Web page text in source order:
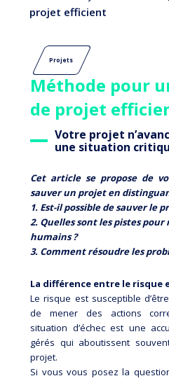
projet efficient
Projets
Méthode pour
de projet
Votre projet
une situation
Cet article se propose de
sauver un projet en
1. Est-il possible de sauver le
2. Quelles sont les pistes
humains ?
3. Comment résoudre les
La différence entre le
Le risque est susceptible
de mener des actions
situation d’échec est une
gérés qui aboutissent
projet.
Si vous vous posez la